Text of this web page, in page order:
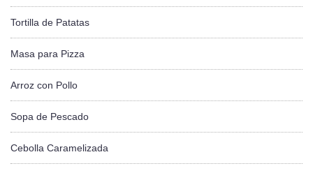
Tortilla de Patatas
Masa para Pizza
Arroz con Pollo
Sopa de Pescado
Cebolla Caramelizada